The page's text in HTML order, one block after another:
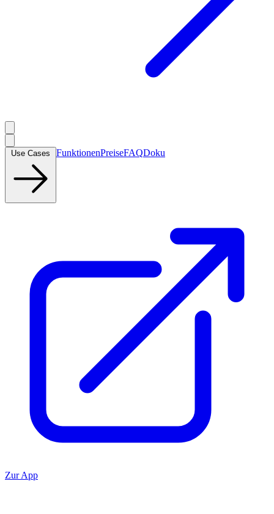
FunktionenPreiseFAQDoku
Zur App